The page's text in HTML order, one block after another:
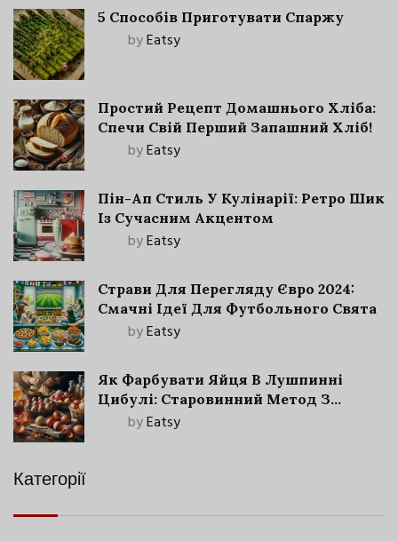
5 Способів Приготувати Спаржу
byEatsy
Простий Рецепт Домашнього Хліба:
Спечи Свій Перший Запашний Хліб!
byEatsy
Пін-Ап Стиль У Кулінарії: Ретро Шик
Із Сучасним Акцентом
byEatsy
Страви Для Перегляду Євро 2024:
Смачні Ідеї Для Футбольного Свята
byEatsy
Як Фарбувати Яйця В Лушпинні
Цибулі: Старовинний Метод З
Сучасними Нюансами
byEatsy
Категорії